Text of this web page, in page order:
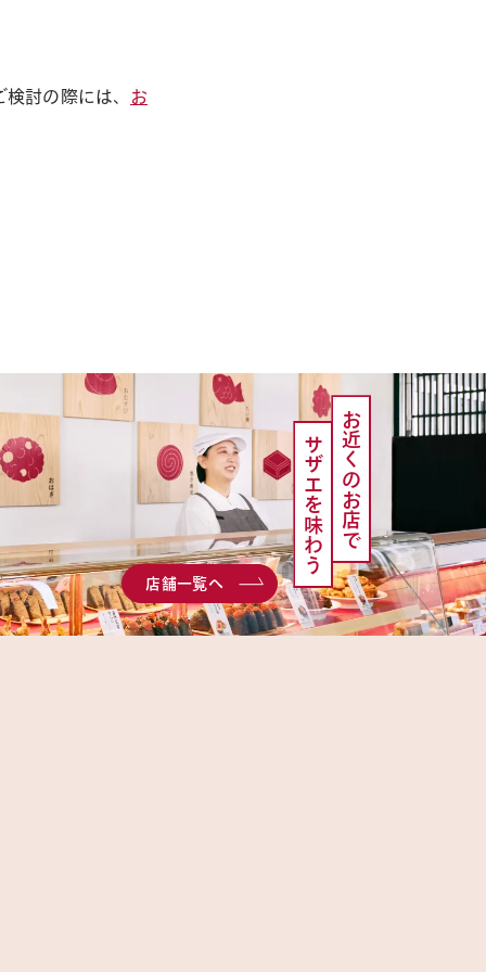
討の際には、 お
お近くのお店で
サザエを味わう
店舗一覧へ